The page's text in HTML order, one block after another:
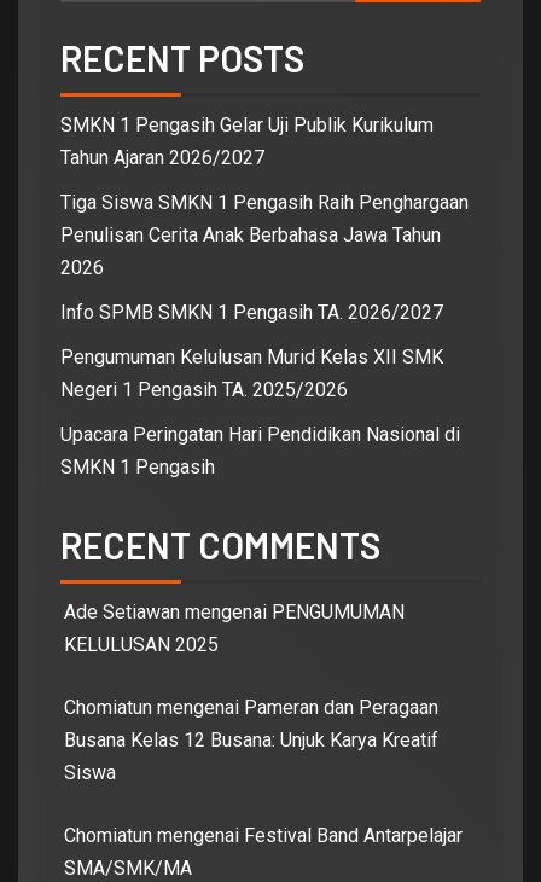
RECENT POSTS
SMKN 1 Pengasih Gelar Uji Publik Kurikulum
Tahun Ajaran 2026/2027
Tiga Siswa SMKN 1 Pengasih Raih Penghargaan
Penulisan Cerita Anak Berbahasa Jawa Tahun
2026
Info SPMB SMKN 1 Pengasih TA. 2026/2027
Pengumuman Kelulusan Murid Kelas XII SMK
Negeri 1 Pengasih TA. 2025/2026
Upacara Peringatan Hari Pendidikan Nasional di
SMKN 1 Pengasih
RECENT COMMENTS
Ade Setiawan mengenai PENGUMUMAN
KELULUSAN 2025
Chomiatun mengenai Pameran dan Peragaan
Busana Kelas 12 Busana: Unjuk Karya Kreatif
Siswa
Chomiatun mengenai Festival Band Antarpelajar
SMA/SMK/MA